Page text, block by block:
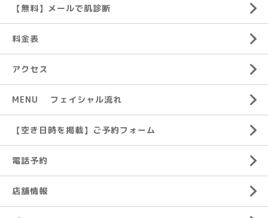
【無料】メールで肌診断
料金表
アクセス
MENU フェイシャル流れ
【空き日時を掲載】ご予約フォーム
電話予約
店舗情報